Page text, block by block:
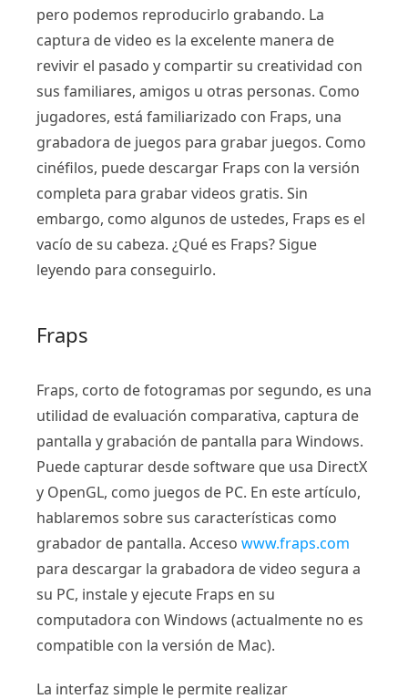
pero podemos reproducirlo grabando. La
captura de video es la excelente manera de
revivir el pasado y compartir su creatividad con
sus familiares, amigos u otras personas. Como
jugadores, está familiarizado con Fraps, una
grabadora de juegos para grabar juegos. Como
cinéfilos, puede descargar Fraps con la versión
completa para grabar videos gratis. Sin
embargo, como algunos de ustedes, Fraps es el
vacío de su cabeza. ¿Qué es Fraps? Sigue
leyendo para conseguirlo.
Fraps
Fraps, corto de fotogramas por segundo, es una
utilidad de evaluación comparativa, captura de
pantalla y grabación de pantalla para Windows.
Puede capturar desde software que usa DirectX
y OpenGL, como juegos de PC. En este artículo,
hablaremos sobre sus características como
grabador de pantalla. Acceso www.fraps.com
para descargar la grabadora de video segura a
su PC, instale y ejecute Fraps en su
computadora con Windows (actualmente no es
compatible con la versión de Mac).
La interfaz simple le permite realizar